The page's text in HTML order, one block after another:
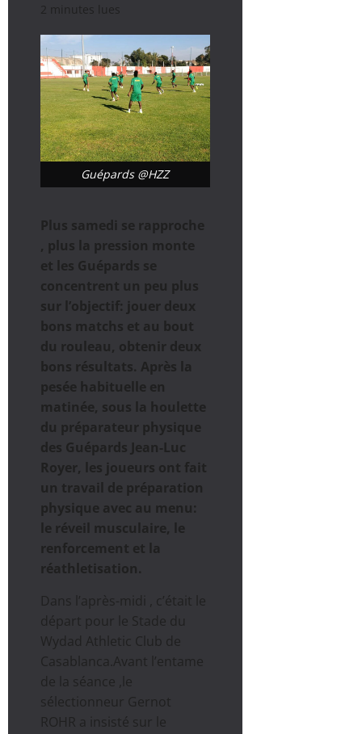
2 minutes lues
Guépards @HZZ
Plus samedi se rapproche
, plus la pression monte
et les Guépards se
concentrent un peu plus
sur l’objectif: jouer deux
bons matchs et au bout
du rouleau, obtenir deux
bons résultats. Après la
pesée habituelle en
matinée, sous la houlette
du préparateur physique
des Guépards Jean-Luc
Royer, les joueurs ont fait
un travail de préparation
physique avec au menu:
le réveil musculaire, le
renforcement et la
réathletisation.
Dans l’après-midi , c’était le
départ pour le Stade du
Wydad Athletic Club de
Casablanca.Avant l’entame
de la séance ,le
sélectionneur Gernot
ROHR a insisté sur le